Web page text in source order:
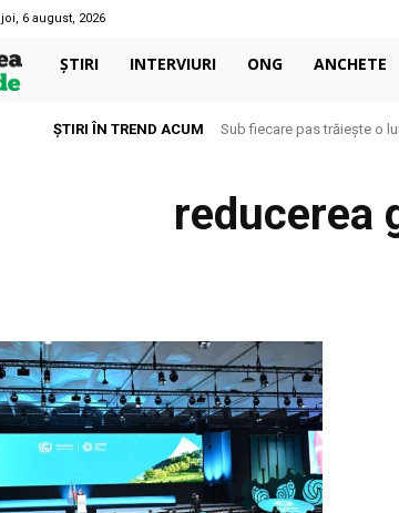
joi, 6 august, 2026
ȘTIRI INTERVIURI ONG ANCHETE
ȘTIRI ÎN TREND ACUM Sub fiecare pas trăiește o
reducerea